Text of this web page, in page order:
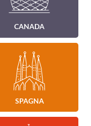
CANADA
SPAGNA